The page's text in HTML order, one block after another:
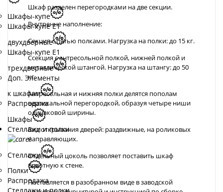
Шкафы-купе
Шкафы-купе Е1
двухдверные
Шкафы-купе Е1
трехдверные
Доп. Элементы
к шкафам
Распродажа
Шкафы
Стеллажи и полки
Стеллажи
Полки
Распродажа
Шкаф разделен перегородками на две секции.
Внутренне наполнение:
Секция с пятью полками. Нагрузка на полки: до 15 кг.
Ссекция с антресольной полкой, нижней полкой и
металлической штангой. Нагрузка на штангу: до 50
кг.
Антресольная и нижняя полки делятся пополам
вертикальной перегородкой, образуя четыре ниши
одинаковой ширины.
Вид открывания дверей: раздвижные, на роликовых
направляющих.
Отдельный цоколь позволяет поставить шкаф
вплотную к стене.
Поставляется в разобранном виде в заводской